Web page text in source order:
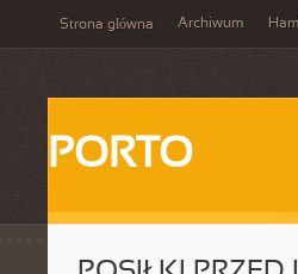
Strona główna Archiwum
PORTO